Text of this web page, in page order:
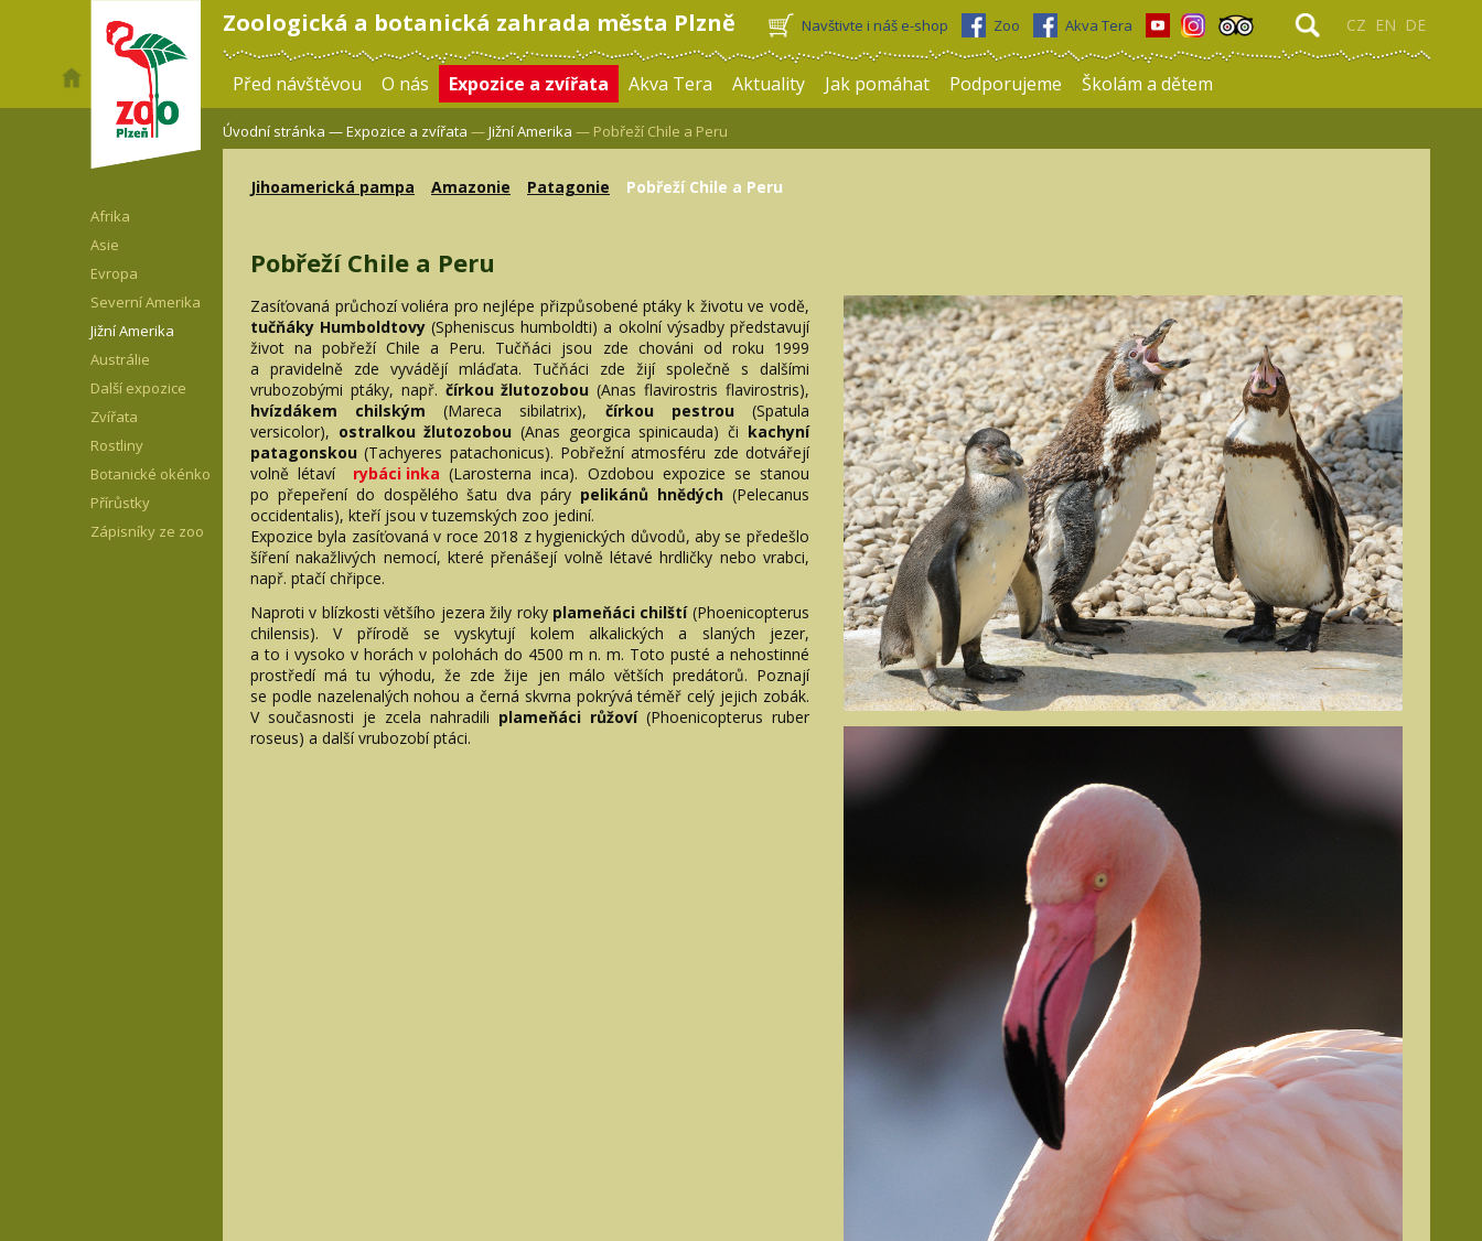
Zoologická a botanická zahrada města Plzně CZ EN DE
Navštivte i náš e-shop Zoo Akva Tera
Před návštěvou O nás Expozice a zvířata Akva Tera Aktuality Jak pomáhat Podporujeme Školám a dětem
Afrika
Asie
Evropa
Severní Amerika
Jižní Amerika
Austrálie
Další expozice
Zvířata
Rostliny
Botanické okénko
Přírůstky
Zápisníky ze zoo
Úvodní stránka —Expozice a zvířata —Jižní Amerika — Pobřeží Chile a Peru
Jihoamerická pampa Amazonie Patagonie Pobřeží Chile a Peru
Pobřeží Chile a Peru
Zasíťovaná průchozí voliéra pro nejlépe přizpůsobené ptáky k životu ve vodě,
tučňáky Humboldtovy(Spheniscus humboldti) a okolní výsadby představují
život na pobřeží Chile a Peru. Tučňáci jsou zde chováni od roku 1999
a pravidelně zde vyvádějí mláďata. Tučňáci zde žijí společně s dalšími
vrubozobými ptáky, např. čírkou žlutozobou(Anas flavirostris flavirostris),
hvízdákem chilským(Mareca sibilatrix), čírkou pestrou (Spatula
versicolor), ostralkou žlutozobou(Anas georgica spinicauda) či kachyní
patagonskou(Tachyeres patachonicus). Pobřežní atmosféru zde dotvářejí
volně létaví rybáci inka (Larosterna inca). Ozdobou expozice se stanou
po přepeření do dospělého šatu dva páry pelikánů hnědých (Pelecanus
occidentalis), kteří jsou v tuzemských zoo jediní.
Expozice byla zasíťovaná v roce 2018 z hygienických důvodů, aby se předešlo
šíření nakažlivých nemocí, které přenášejí volně létavé hrdličky nebo vrabci,
např. ptačí chřipce.
Naproti v blízkosti většího jezera žily roky plameňáci chilští (Phoenicopterus
chilensis). V přírodě se vyskytují kolem alkalických a slaných jezer,
a to i vysoko v horách v polohách do 4500 m n. m. Toto pusté a nehostinné
prostředí má tu výhodu, že zde žije jen málo větších predátorů. Poznají
se podle nazelenalých nohou a černá skvrna pokrývá téměř celý jejich zobák.
V současnosti je zcela nahradili plameňáci růžoví (Phoenicopterus ruber
roseus) a další vrubozobí ptáci.